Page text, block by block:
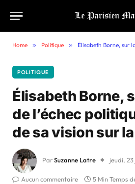
Home » Politique » Élisabeth Borne, sur la route de
POLITIQUE
Élisabeth Borne,
de l’échec
de sa vision sur
ParSuzanne Latre jeudi,
Aucun commentaire 5 Min Temps